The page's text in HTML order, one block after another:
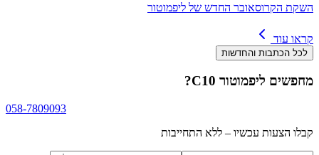
השקת הקרוסאובר החדש של ליפמוטור
קראו עוד
לכל הכתבות והחדשות
מחפשים ליפמוטור C10 ?
058-7809093
קבלו הצעות עכשיו – ללא התחייבות